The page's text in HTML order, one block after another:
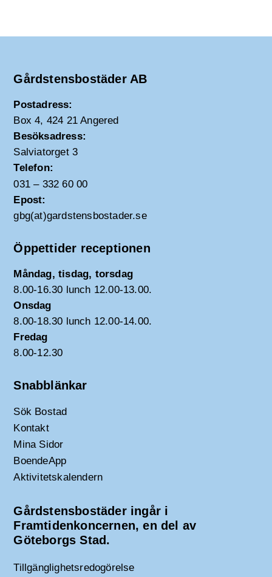
Gårdstensbostäder AB
Postadress:
Box 4, 424 21 Angered
Besöksadress:
Salviatorget 3
Telefon:
031 – 332 60 00
Epost:
gbg(at)gardstensbostader.se
Öppettider receptionen
Måndag, tisdag, torsdag
8.00-16.30 lunch 12.00-13.00.
Onsdag
8.00-18.30 lunch 12.00-14.00.
Fredag
8.00-12.30
Snabblänkar
Sök Bostad
Kontakt
Mina Sidor
BoendeApp
Aktivitetskalendern
Gårdstensbostäder ingår i
Framtidenkoncernen, en del av
Göteborgs Stad.
Tillgänglighetsredogörelse